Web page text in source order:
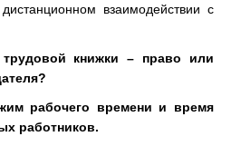
взаимодействии с
книжки – право или
рабочего времени и время
работников.